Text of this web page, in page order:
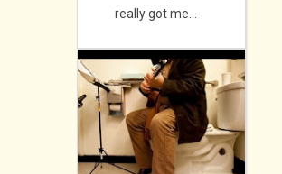
really got me...